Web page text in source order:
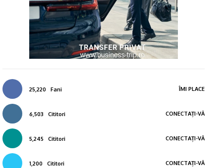
25,220 Fani ÎMI PLACE
6,503 Cititori CONECTAȚI-VĂ
5,245 Cititori CONECTAȚI-VĂ
1,200 Cititori CONECTAȚI-VĂ